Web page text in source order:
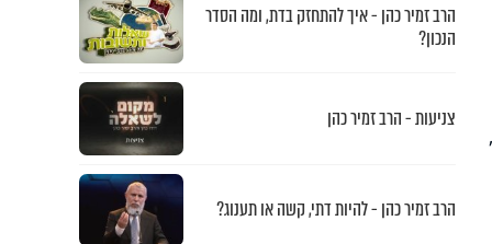
הרב זמיר כהן - איך להתחזק בדת, ומה הסדר
הנכון?
צניעות - הרב זמיר כהן
הרב זמיר כהן - להיות דתי, קשה או תענוג?